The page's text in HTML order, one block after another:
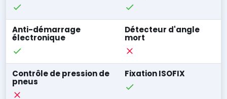
Anti-démarrage
électronique
Détecteur d'angle
mort
Contrôle de pression de
pneus
Fixation ISOFIX